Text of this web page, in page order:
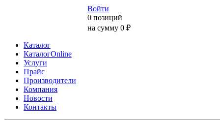
Войти
0 позиций
на сумму 0 ₽
Каталог
КаталогOnline
Услуги
Прайс
Производители
Компания
Новости
Контакты